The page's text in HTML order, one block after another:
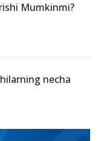
Mumkinmi?
necha